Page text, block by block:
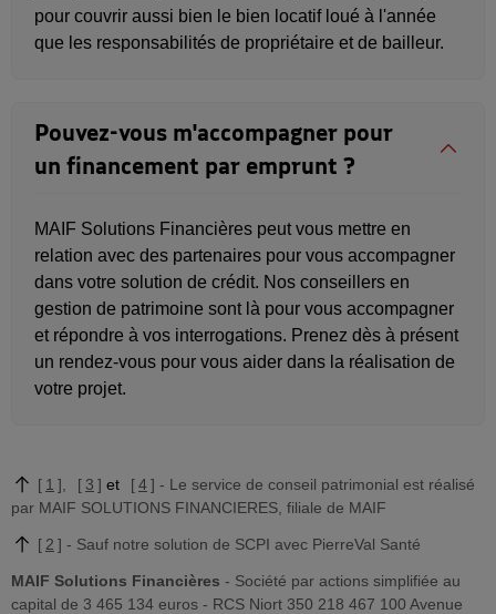
pour couvrir aussi bien le bien locatif loué à l'année
que les responsabilités de propriétaire et de bailleur.
Pouvez-vous m'accompagner pour
un financement par emprunt ?
MAIF Solutions Financières peut vous mettre en
relation avec des partenaires pour vous accompagner
dans votre solution de crédit. Nos conseillers en
gestion de patrimoine sont là pour vous accompagner
et répondre à vos interrogations. Prenez dès à présent
un rendez-vous pour vous aider dans la réalisation de
votre projet.
1 3 4
Le service de conseil patrimonial est réalisé
par MAIF SOLUTIONS FINANCIERES, filiale de MAIF
2 Sauf notre solution de SCPI avec PierreVal Santé
MAIF Solutions Financières - Société par actions simplifiée au
capital de 3 465 134 euros - RCS Niort 350 218 467 100 Avenue